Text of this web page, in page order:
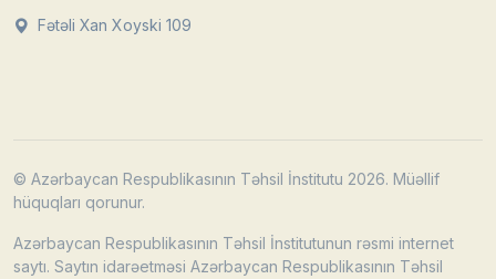
Fətəli Xan Xoyski 109
© Azərbaycan Respublikasının Təhsil İnstitutu 2026. Müəllif
hüquqları qorunur.
Azərbaycan Respublikasının Təhsil İnstitutunun rəsmi internet
saytı. Saytın idarəetməsi Azərbaycan Respublikasının Təhsil